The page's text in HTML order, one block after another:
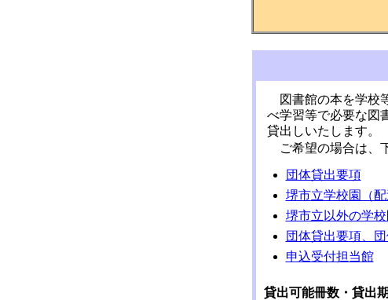
図書館の本を学校
べ学習等で必要な図
貸出しいたします。
ご希望の場合は、
団体貸出要項
堺市立学校園（配
堺市立以外の学
団体貸出要項、
申込受付担当館
貸出可能冊数・貸出